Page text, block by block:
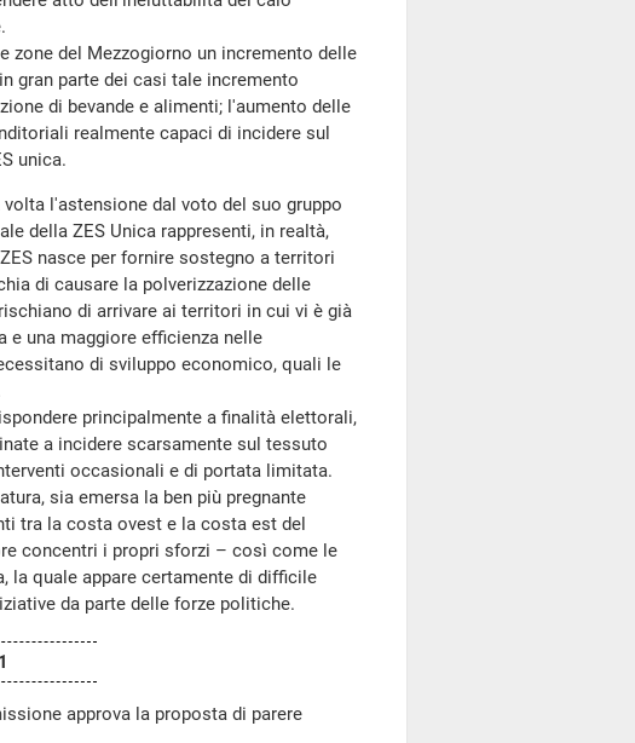
del Mezzogiorno un incremento delle
gran parte dei casi tale incremento
di bevande e alimenti; l'aumento delle
realmente capaci di incidere sul
unica.
volta l'astensione dal voto del suo gruppo
della ZES Unica rappresenti, in realtà,
nasce per fornire sostegno a territori
di causare la polverizzazione delle
di arrivare ai territori in cui vi è già
e una maggiore efficienza nelle
di sviluppo economico, quali le
principalmente a finalità elettorali,
a incidere scarsamente sul tessuto
occasionali e di portata limitata.
sia emersa la ben più pregnante
tra la costa ovest e la costa est del
concentri i propri sforzi – così come le
la quale appare certamente di difficile
da parte delle forze politiche.
approva la proposta di parere